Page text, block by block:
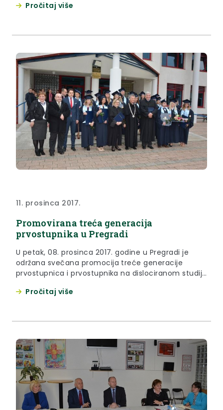
Pročitaj više
11. prosinca 2017.
Promovirana treća generacija
prvostupnika u Pregradi
U petak, 08. prosinca 2017. godine u Pregradi je
održana svečana promocija treće generacije
prvostupnica i prvostupnika na dislociranom studiju
Pročitaj više